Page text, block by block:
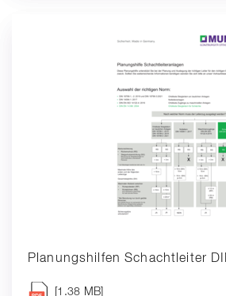
Planungshilfen Schachtleiter
[1.38 MB]